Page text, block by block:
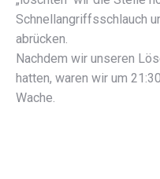
Schnellangriffsschlauch
abrücken.
Nachdem wir unseren
hatten, waren wir um
Wache.